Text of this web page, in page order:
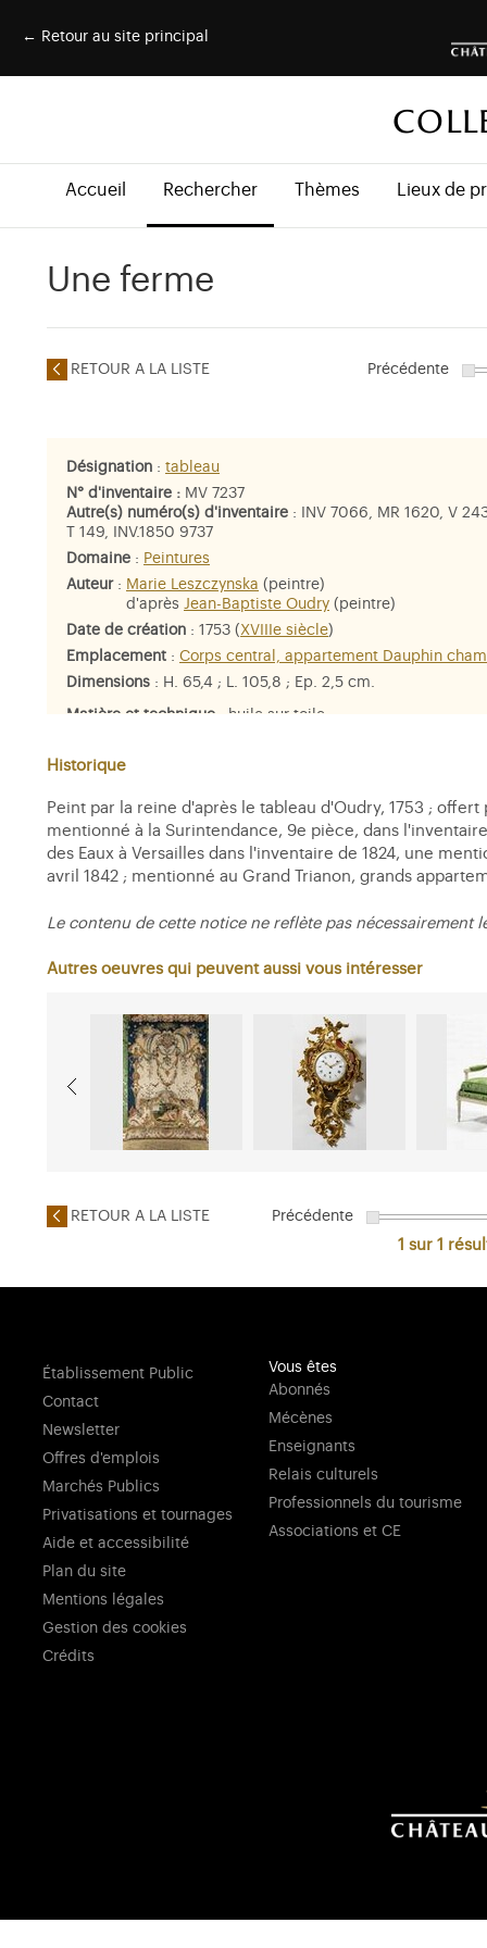
← Retour au site principal
Accueil Rechercher Thèmes Lieux de
Une ferme
RETOUR A LA LISTE Précédente
Désignation : tableau
N° d'inventaire : MV 7237
Autre(s) numéro(s) d'inventaire : INV 7066, MR 1620, V
T 149, INV.1850 9737
Domaine : Peintures
Auteur: Marie Leszczynska (peintre)
d'après Jean-Baptiste Oudry (peintre)
Date de création : 1753 ( XVIIIe siècle)
Emplacement : Corps central, appartement Dauphin
Dimensions : H. 65,4 ; L. 105,8 ; Ep. 2,5 cm.
Matière et technique : huile sur toile
Historique
Peint par la reine d'après le tableau d'Oudry, 1753 ;
mentionné à la Surintendance, 9e pièce, dans
des Eaux à Versailles dans l'inventaire de 1824, une
avril 1842 ; mentionné au Grand Trianon, grands
Le contenu de cette notice ne reflète pas nécessairement
Autres oeuvres qui peuvent aussi vous intéresser
RETOUR A LA LISTE Précédente
1 sur 1
Établissement Public
Contact
Newsletter
Offres d'emplois
Marchés Publics
Privatisations et tournages
Aide et accessibilité
Plan du site
Mentions légales
Gestion des cookies
Crédits
Vous êtes
Abonnés
Mécènes
Enseignants
Relais culturels
Professionnels du tourisme
Associations et CE